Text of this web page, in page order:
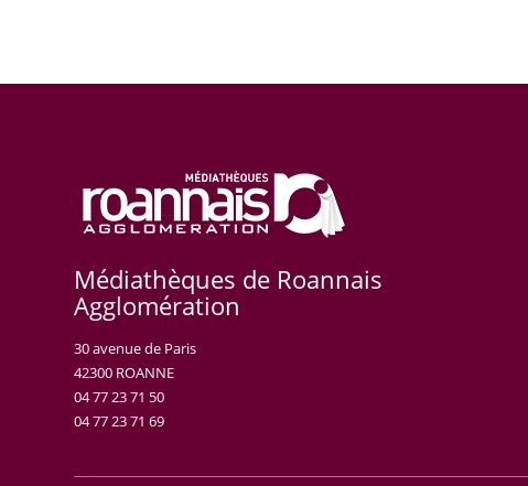
Médiathèques de Roannais
Agglomération
30 avenue de Paris
42300 ROANNE
04 77 23 71 50
04 77 23 71 69